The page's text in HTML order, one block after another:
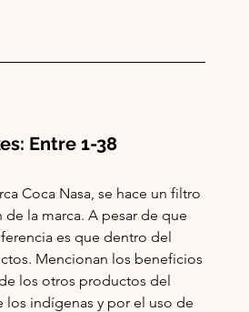
Entre 1-38
Coca Nasa, se hace un filtro
la marca. A pesar de que
es que dentro del
Mencionan los beneficios
los otros productos del
indígenas y por el uso de